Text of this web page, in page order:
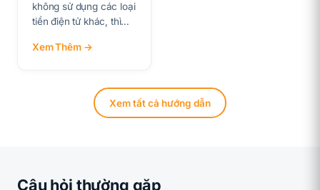
không sử dụng các loại
tiền điện tử khác, thì…
Xem Thêm →
Xem tất cả hướng dẫn
Câu hỏi thường gặp